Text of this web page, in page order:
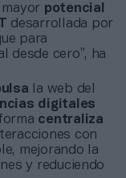
potencial
desarrollada por
para
desde cero”, ha
la web del
digitales
centraliza
con
mejorando la
y reduciendo